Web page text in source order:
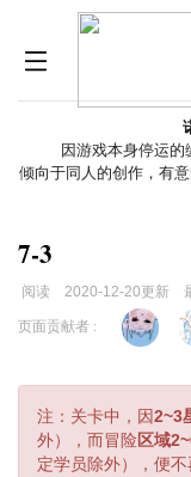
因游戏本身停运的
倾向于同人的创作，有
7-3
阅读 2020-12-20更新
跳
航
跳
索
页面贡献者 :
注：关卡中，因2~3
外），而冒险区域
定学员除外），便不